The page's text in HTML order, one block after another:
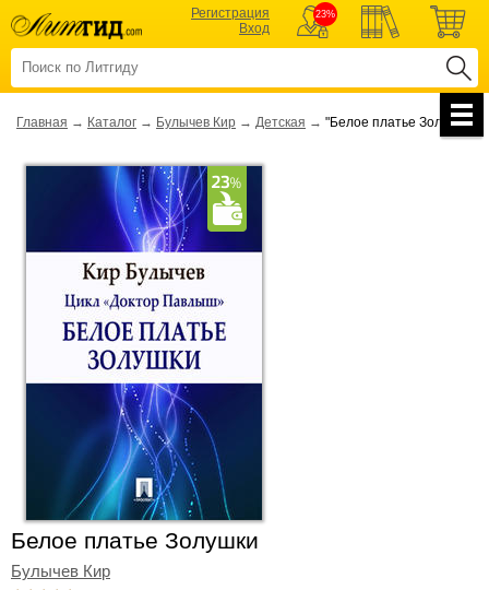
Регистрация
Вход
23%
Главная → Каталог → Булычев Кир → Детская → "Белое платье Золушки"
Белое платье Золушки
Булычев Кир